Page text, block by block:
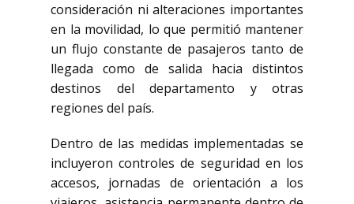
consideración ni alteraciones importantes
en la movilidad, lo que permitió mantener
un flujo constante de pasajeros tanto de
llegada como de salida hacia distintos
destinos del departamento y otras
regiones del país.
Dentro de las medidas implementadas se
incluyeron controles de seguridad en los
accesos, jornadas de orientación a los